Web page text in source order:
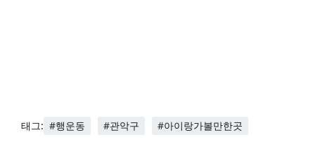
태그: #행운동 #관악구 #아이랑가볼만한곳